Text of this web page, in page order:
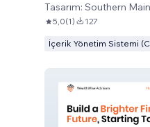
Tasarım: Southern
5,0(1) 127
İçerik Yönetim Sistemi